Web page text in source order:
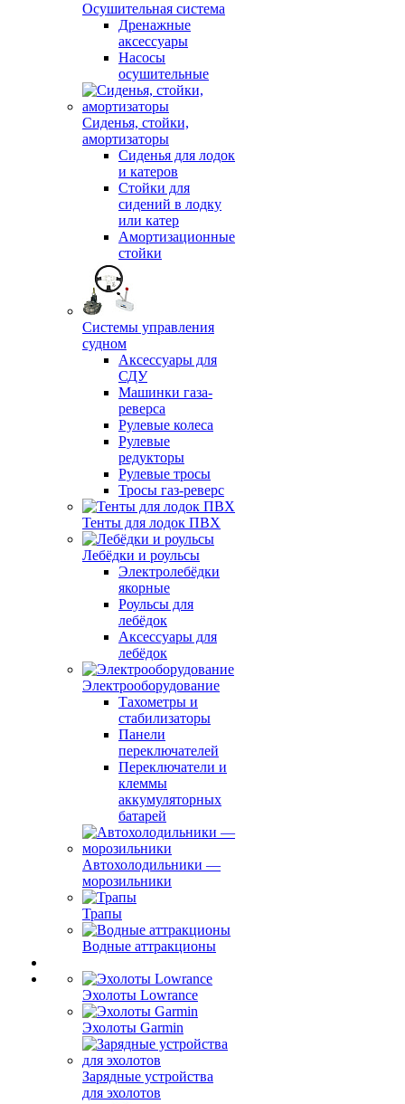
Осушительная система
Дренажные
аксессуары
Насосы
осушительные
Сиденья, стойки,
амортизаторы
Сиденья для лодок
и катеров
Стойки для
сидений в лодку
или катер
Амортизационные
стойки
Системы управления
судном
Аксессуары для
СДУ
Машинки газа-
реверса
Рулевые колеса
Рулевые
редукторы
Рулевые тросы
Тросы газ-реверс
Тенты для лодок ПВХ
Лебёдки и роульсы
Электролебёдки
якорные
Роульсы для
лебёдок
Аксессуары для
лебёдок
Электрооборудование
Тахометры и
стабилизаторы
Панели
переключателей
Переключатели и
клеммы
аккумуляторных
батарей
Автохолодильники —
морозильники
Трапы
Водные аттракционы
Эхолоты Lowrance
Эхолоты Garmin
Зарядные устройства
для эхолотов